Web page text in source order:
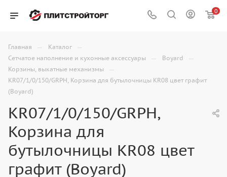
0
Главная — Каталог —
Сетчатое наполнение и кухонные аксессуары — Boyard —
Корзины, выкатные механизмы —
KR07/1/0/150/GRPH, Корзина для бутылочницы KR08 цвет графит
(Boyard)
KR07/1/0/150/GRPH,
Корзина для
бутылочницы KR08 цвет
графит (Boyard)